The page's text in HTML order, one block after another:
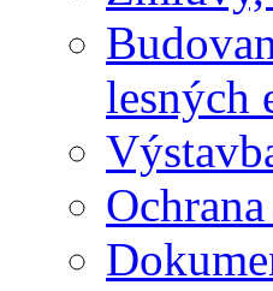
lesných